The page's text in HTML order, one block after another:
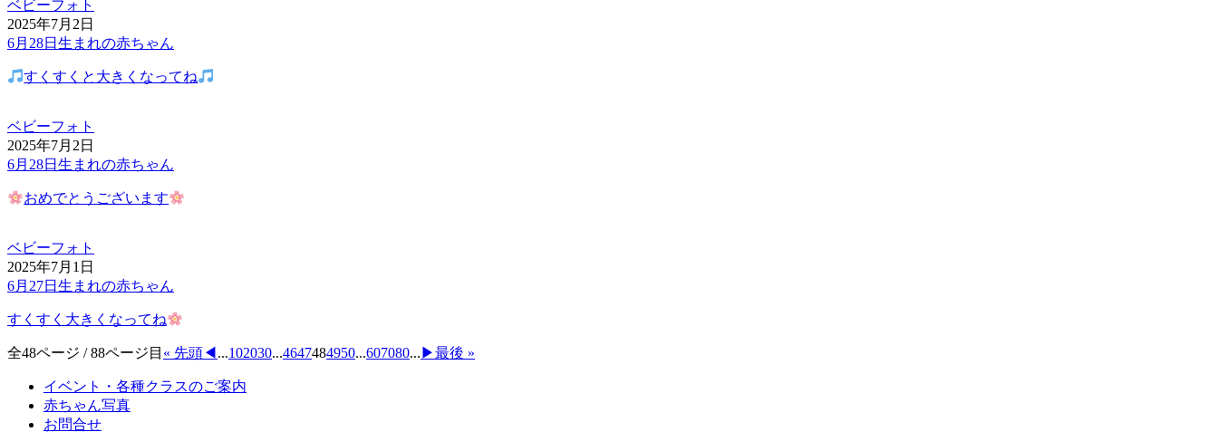
ベビーフォト
2025年7月2日
6月28日生まれの赤ちゃん
すくすくと大きくなってね
ベビーフォト
2025年7月2日
6月28日生まれの赤ちゃん
おめでとうございます
ベビーフォト
2025年7月1日
6月27日生まれの赤ちゃん
すくすく大きくなってね
全48ページ / 88ページ目 « 先頭◀︎ ...102030...4647484950...607080... ▶︎最後 »
イベント・各種クラスのご案内
赤ちゃん写真
お問合せ